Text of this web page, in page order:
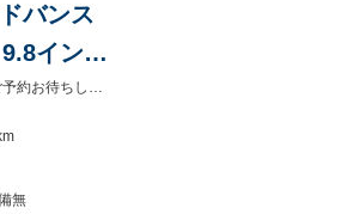
バンス
インチ
ター
お盆中も休まず営業！全国系列店舗よりお取り寄せ可能♪少しだけ見てみたい、相談したい大歓迎！お気軽にご予約お待ちしております！
無